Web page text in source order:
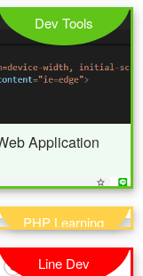
Application
Dev Tools
า กับฟังก์ชั่น
PHP Learning
Line Dev